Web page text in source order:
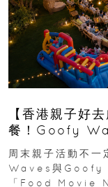
【香港親子好
餐！Goofy
外影院逢週末
周末親子活動不
Waves與Goofy
「Food